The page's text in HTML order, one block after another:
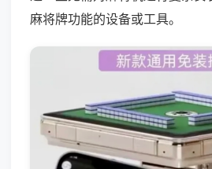
麻将牌功能的设备或工具。